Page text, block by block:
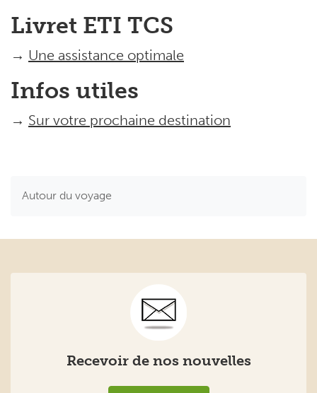
Livret ETI TCS
→ Une assistance optimale
Infos utiles
→ Sur votre prochaine destination
Autour du voyage
Recevoir de nos nouvelles